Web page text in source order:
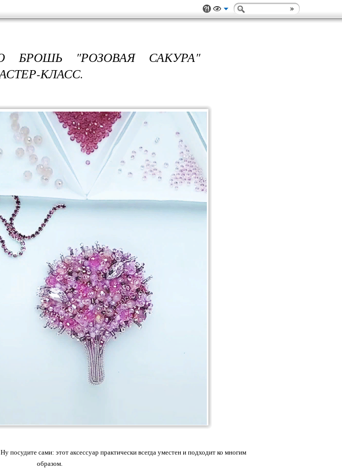
БРОШЬ "РОЗОВАЯ САКУРА"
КЛАСС.
сами: этот аксессуар практически всегда уместен и подходит ко многим
образом.